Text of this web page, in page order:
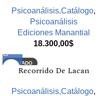
Psicoanálisis,Catálogo,
Psicoanálisis
Ediciones Manantial
18.300,00$
AGOTADO
Recorrido De Lacan
Psicoanálisis,Catálogo,